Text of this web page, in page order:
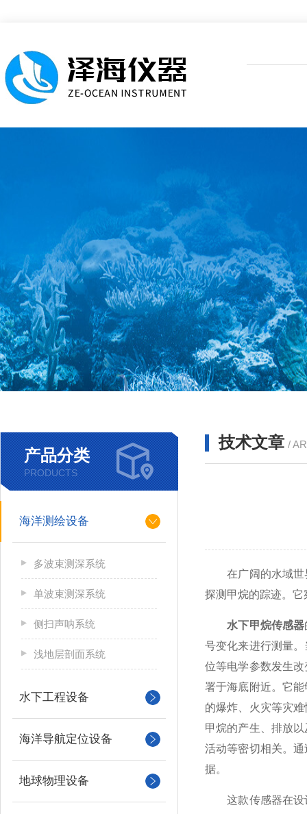
产品分类
PRODUCTS
海洋测绘设备
多波束测深系统
单波束测深系统
侧扫声呐系统
浅地层剖面系统
水下工程设备
海洋导航定位设备
地球物理设备
技术文章 /
在广阔的水域世界
探测甲烷的踪迹。它
水下甲烷传感器
号变化来进行测量
位等电学参数发生
署于海底附近。它
的爆炸、火灾等灾
甲烷的产生、排放
活动等密切相关。
据。
这款传感器在设计